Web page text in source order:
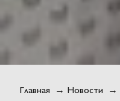
Главная → Новости →